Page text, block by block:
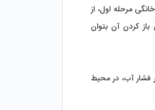
موقع تشخیص دهید. با توجه به این موضوع که یکی از روش های تشخیص زمان تعویض فیلتر الیافی خانگی مرحله اول، از